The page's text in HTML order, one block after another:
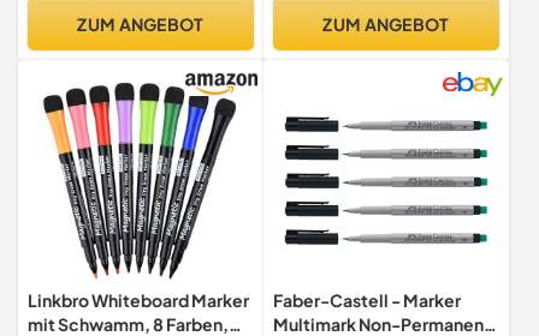
Whiteboard-Schreibzeilen
ZUM ANGEBOT ZUM ANGEBOT
Linkbro Whiteboard Marker
mit Schwamm, 8 Farben,
Faber-Castell - Marker
Multimark Non-Permanent